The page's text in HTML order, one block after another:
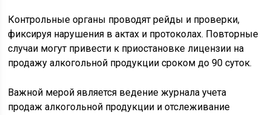
Контрольные органы проводят рейды и проверки,
фиксируя нарушения в актах и протоколах. Повторные
случаи могут привести к приостановке лицензии на
продажу алкогольной продукции сроком до 90 суток.
Важной мерой является ведение журнала учета
продаж алкогольной продукции и отслеживание